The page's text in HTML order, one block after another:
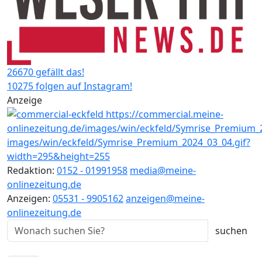
26670 gefällt das!
10275 folgen auf Instagram!
Anzeige
Redaktion: 0152 - 01991958 media@meine-
onlinezeitung.de
Anzeigen: 05531 - 9905162anzeigen@meine-
onlinezeitung.de